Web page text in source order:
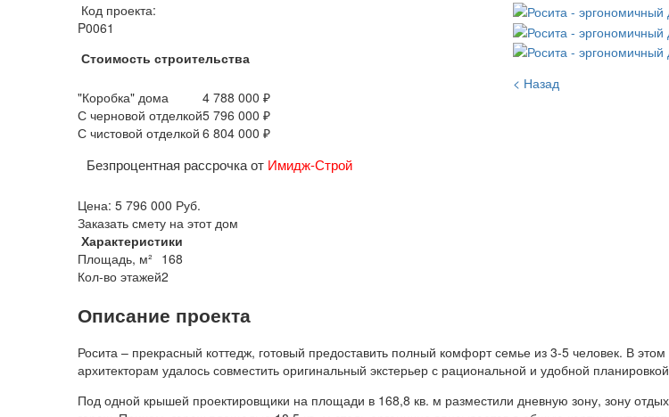
Код проекта:
P0061
Стоимость строительства
"Коробка" дома
4 788 000 ₽
С черновой отделкой5 796 000 ₽
С чистовой отделкой 6 804 000 ₽
Безпроцентная рассрочка от Имидж-Строй
Цена: 5 796 000 Руб.
Заказать смету на этот дом
Характеристики
Площадь, м² 168
Кол-во этажей2
< Назад
Описание проекта
Росита – прекрасный коттедж, готовый предоставить полный комфорт семье из 3-5 человек. В
архитекторам удалось совместить оригинальный экстерьер с рациональной и удобной
Под одной крышей проектировщики на площади в 168,8 кв. м разместили дневную зону, зону